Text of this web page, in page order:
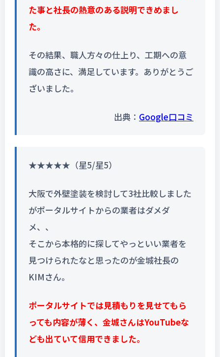
た事と社長の熱意のある説明できめまし
た。
その結果、職人方々の仕上り、工期への意
識の高さに、満足しています。ありがとうご
ざいました。
出典： Google口コミ
★★★★★（星5/星5）
大阪で外壁塗装を検討して3社比較しました
がポータルサイトからの業者はダメダ
メ、、
そこから本格的に探してやっといい業者を
見つけられたなと思ったのが金城社長の
KIMさん。
ポータルサイトでは見積もりを見せてもら
っても内容が薄く、金城さんはYouTubeな
ども出ていて信用できました。